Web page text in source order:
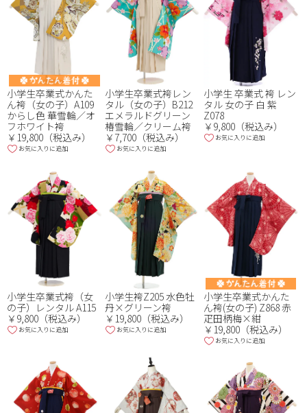
小学生卒業式かんた
ん袴（女の子）A109
からし色 華雪輪／オ
フホワイト袴
￥19,800（税込み）
お気に入りに追加
小学生卒業式袴レン
タル（女の子）B212
エメラルドグリーン
椿雪輪／クリーム袴
￥7,700（税込み）
お気に入りに追加
小学生 卒業式 袴 レン
タル 女の子 白 紫
Z078
￥9,800（税込み）
お気に入りに追加
小学生卒業式袴（女
の子）レンタル A115
￥9,800（税込み）
お気に入りに追加
小学生袴Z205 水色牡
丹×グリーン袴
￥19,800（税込み）
お気に入りに追加
小学生卒業式かんた
ん袴(女の子) Z868 赤
疋田柄梅×紺
￥19,800（税込み）
お気に入りに追加